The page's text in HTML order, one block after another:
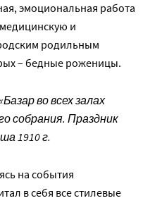
эмоциональная работа
и
родильным
– бедные роженицы.
во всех залах
собрания. Праздник
1910 г.
на события
в себя все стилевые